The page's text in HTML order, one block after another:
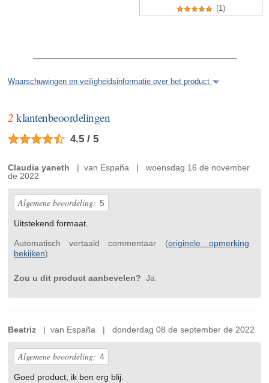
(1)
Waarschuwingen en veiligheidsinformatie over het product
2 klantenbeoordelingen
4.5 / 5
Claudia yaneth | van España | woensdag 16 de november
de 2022
Algemene beoordeling: 5
Uitstekend formaat.
Automatisch vertaald commentaar (originele opmerking
bekijken)
Zou u dit product aanbevelen? Ja
Beatriz | van España | donderdag 08 de september de 2022
Algemene beoordeling: 4
Goed product, ik ben erg blij.